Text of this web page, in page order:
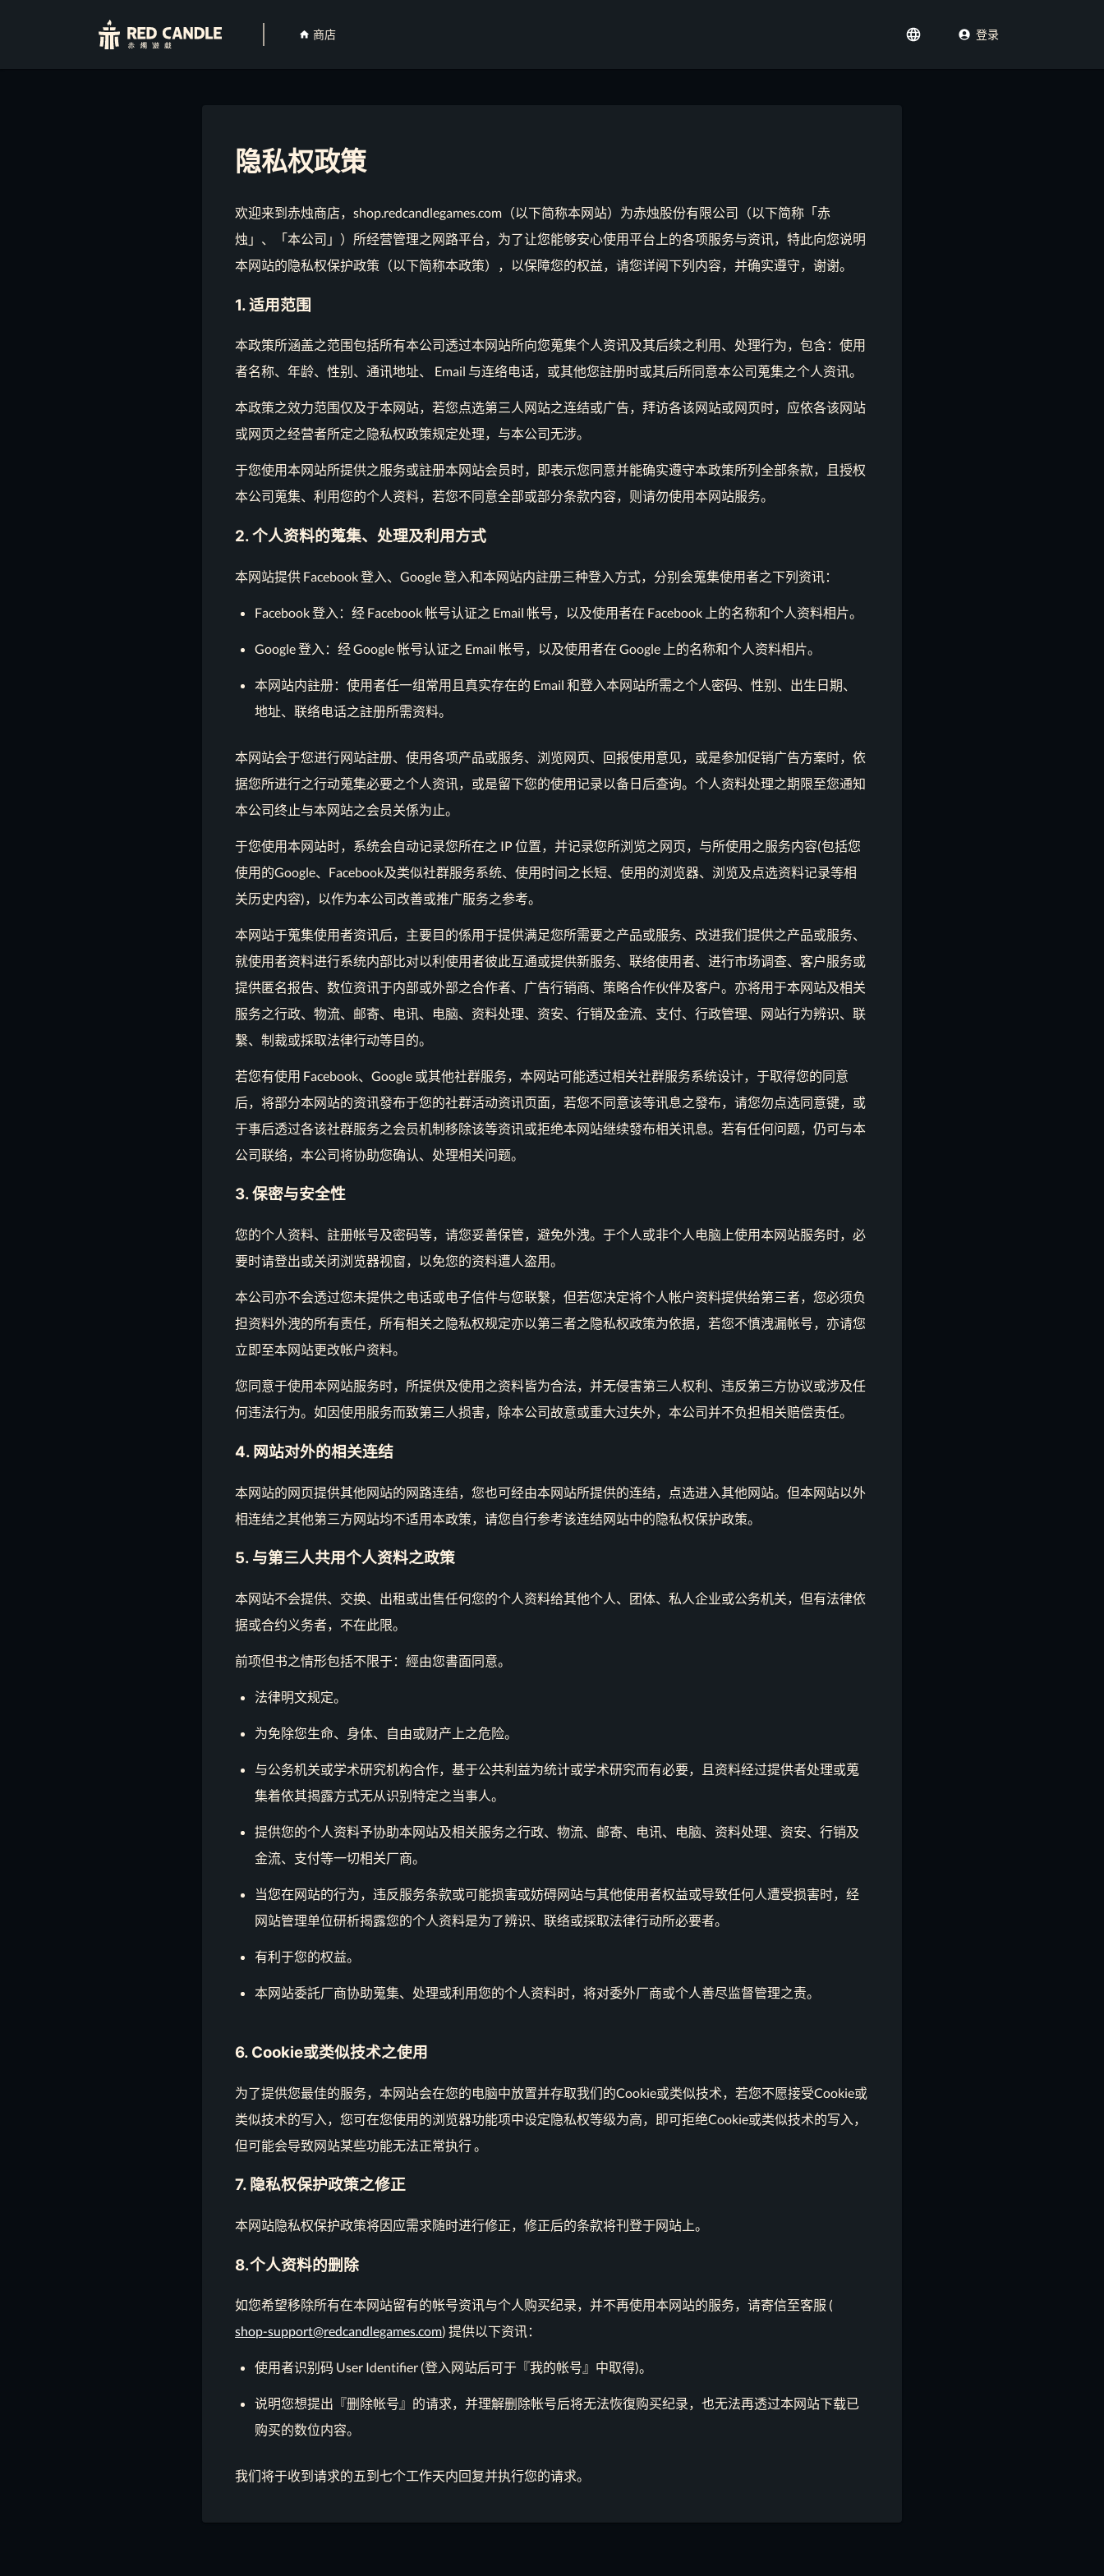
商店 登录
隐私权政策
欢迎来到赤烛商店，shop.redcandlegames.com（以下简称本网站）为赤烛股份有限公司（以下简称「赤
烛」、「本公司」）所经营管理之网路平台，为了让您能够安心使用平台上的各项服务与资讯，特此向您说明
本网站的隐私权保护政策（以下简称本政策），以保障您的权益，请您详阅下列内容，并确实遵守，谢谢。
1. 适用范围
本政策所涵盖之范围包括所有本公司透过本网站所向您蒐集个人资讯及其后续之利用、处理行为，包含：使用
者名称、年龄、性别、通讯地址、 Email 与连络电话，或其他您註册时或其后所同意本公司蒐集之个人资讯。
本政策之效力范围仅及于本网站，若您点选第三人网站之连结或广告，拜访各该网站或网页时，应依各该网站
或网页之经营者所定之隐私权政策规定处理，与本公司无涉。
于您使用本网站所提供之服务或註册本网站会员时，即表示您同意并能确实遵守本政策所列全部条款，且授权
本公司蒐集、利用您的个人资料，若您不同意全部或部分条款内容，则请勿使用本网站服务。
2. 个人资料的蒐集、处理及利用方式
本网站提供 Facebook 登入、Google 登入和本网站内註册三种登入方式，分别会蒐集使用者之下列资讯：
Facebook 登入：经 Facebook 帐号认证之 Email 帐号，以及使用者在 Facebook 上的名称和个人资料相片。
Google 登入：经 Google 帐号认证之 Email 帐号，以及使用者在 Google 上的名称和个人资料相片。
本网站内註册：使用者任一组常用且真实存在的 Email 和登入本网站所需之个人密码、性别、出生日期、
地址、联络电话之註册所需资料。
本网站会于您进行网站註册、使用各项产品或服务、浏览网页、回报使用意见，或是参加促销广告方案时，依
据您所进行之行动蒐集必要之个人资讯，或是留下您的使用记录以备日后查询。个人资料处理之期限至您通知
本公司终止与本网站之会员关係为止。
于您使用本网站时，系统会自动记录您所在之 IP 位置，并记录您所浏览之网页，与所使用之服务内容(包括您
使用的Google、Facebook及类似社群服务系统、使用时间之长短、使用的浏览器、浏览及点选资料记录等相
关历史内容)，以作为本公司改善或推广服务之参考。
本网站于蒐集使用者资讯后，主要目的係用于提供满足您所需要之产品或服务、改进我们提供之产品或服务、
就使用者资料进行系统内部比对以利使用者彼此互通或提供新服务、联络使用者、进行市场调查、客户服务或
提供匿名报告、数位资讯于内部或外部之合作者、广告行销商、策略合作伙伴及客户。亦将用于本网站及相关
服务之行政、物流、邮寄、电讯、电脑、资料处理、资安、行销及金流、支付、行政管理、网站行为辨识、联
繫、制裁或採取法律行动等目的。
若您有使用 Facebook、Google 或其他社群服务，本网站可能透过相关社群服务系统设计，于取得您的同意
后，将部分本网站的资讯發布于您的社群活动资讯页面，若您不同意该等讯息之發布，请您勿点选同意键，或
于事后透过各该社群服务之会员机制移除该等资讯或拒绝本网站继续發布相关讯息。若有任何问题，仍可与本
公司联络，本公司将协助您确认、处理相关问题。
3. 保密与安全性
您的个人资料、註册帐号及密码等，请您妥善保管，避免外洩。于个人或非个人电脑上使用本网站服务时，必
要时请登出或关闭浏览器视窗，以免您的资料遭人盗用。
本公司亦不会透过您未提供之电话或电子信件与您联繫，但若您决定将个人帐户资料提供给第三者，您必须负
担资料外洩的所有责任，所有相关之隐私权规定亦以第三者之隐私权政策为依据，若您不慎洩漏帐号，亦请您
立即至本网站更改帐户资料。
您同意于使用本网站服务时，所提供及使用之资料皆为合法，并无侵害第三人权利、违反第三方协议或涉及任
何违法行为。如因使用服务而致第三人损害，除本公司故意或重大过失外，本公司并不负担相关赔偿责任。
4. 网站对外的相关连结
本网站的网页提供其他网站的网路连结，您也可经由本网站所提供的连结，点选进入其他网站。但本网站以外
相连结之其他第三方网站均不适用本政策，请您自行参考该连结网站中的隐私权保护政策。
5. 与第三人共用个人资料之政策
本网站不会提供、交换、出租或出售任何您的个人资料给其他个人、团体、私人企业或公务机关，但有法律依
据或合约义务者，不在此限。
前项但书之情形包括不限于：經由您書面同意。
法律明文规定。
为免除您生命、身体、自由或财产上之危险。
与公务机关或学术研究机构合作，基于公共利益为统计或学术研究而有必要，且资料经过提供者处理或蒐
集着依其揭露方式无从识别特定之当事人。
提供您的个人资料予协助本网站及相关服务之行政、物流、邮寄、电讯、电脑、资料处理、资安、行销及
金流、支付等一切相关厂商。
当您在网站的行为，违反服务条款或可能损害或妨碍网站与其他使用者权益或导致任何人遭受损害时，经
网站管理单位研析揭露您的个人资料是为了辨识、联络或採取法律行动所必要者。
有利于您的权益。
本网站委託厂商协助蒐集、处理或利用您的个人资料时，将对委外厂商或个人善尽监督管理之责。
6. Cookie或类似技术之使用
为了提供您最佳的服务，本网站会在您的电脑中放置并存取我们的Cookie或类似技术，若您不愿接受Cookie或
类似技术的写入，您可在您使用的浏览器功能项中设定隐私权等级为高，即可拒绝Cookie或类似技术的写入，
但可能会导致网站某些功能无法正常执行 。
7. 隐私权保护政策之修正
本网站隐私权保护政策将因应需求随时进行修正，修正后的条款将刊登于网站上。
8.个人资料的删除
如您希望移除所有在本网站留有的帐号资讯与个人购买纪录，并不再使用本网站的服务，请寄信至客服 (
shop-support@redcandlegames.com) 提供以下资讯：
使用者识别码 User Identifier (登入网站后可于『我的帐号』中取得)。
说明您想提出『删除帐号』的请求，并理解删除帐号后将无法恢復购买纪录，也无法再透过本网站下载已
购买的数位内容。
我们将于收到请求的五到七个工作天内回复并执行您的请求。